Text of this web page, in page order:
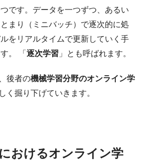
です。データを一つずつ、あるい
まり（ミニバッチ）で逐次的に処
をリアルタイムで更新していく手
。 「 逐次学習 」とも呼ばれます。
後者の機械学習分野のオンライン学
く掘り下げていきます。
おけるオンライン学